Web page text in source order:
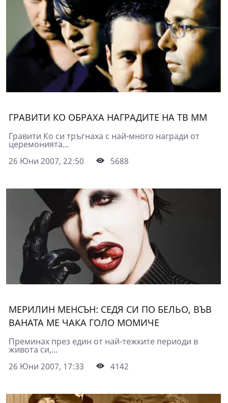
ГРАВИТИ КО ОБРАХА НАГРАДИТЕ НА ТВ ММ
Гравити Ко си тръгнаха с най-много награди от
церемонията...
26 Юни 2007, 22:50
5688
МЕРИЛИН МЕНСЪН: СЕДЯ СИ ПО БЕЛЬО, ВЪВ
ВАНАТА МЕ ЧАКА ГОЛО МОМИЧЕ
Преминах през един от най-тежките периоди в
живота си,...
26 Юни 2007, 17:33
4142